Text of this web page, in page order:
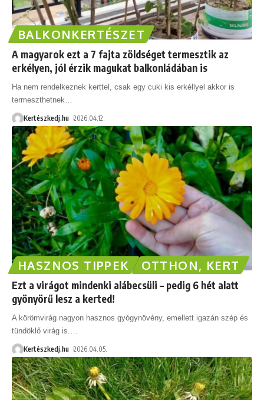
BALKONKERTÉSZET
A magyarok ezt a 7 fajta zöldséget termesztik az
erkélyen, jól érzik magukat balkonládában is
Ha nem rendelkeznek kerttel, csak egy cuki kis erkéllyel akkor is
termeszthetnek…
Kertészkedj.hu 2026.04.12.
HASZNOS TIPPEK OTTHON, KERT
Ezt a virágot mindenki alábecsüli – pedig 6 hét alatt
gyönyörű lesz a kerted!
A körömvirág nagyon hasznos gyógynövény, emellett igazán szép és
tündöklő virág is.…
Kertészkedj.hu 2026.04.05.